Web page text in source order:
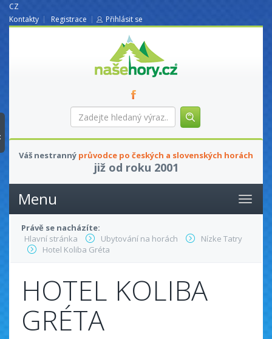
CZ
Kontakty
Registrace Přihlásit se
nasehory.cz
Zadejte
hledaný
Váš nestranný průvodce po českých a slovenských horách
již od roku 2001
Menu
Právě se nacházíte:
Hlavní stránka
Ubytování na horách
Nízke Tatry
Hotel Koliba Gréta
HOTEL KOLIBA
GRÉTA